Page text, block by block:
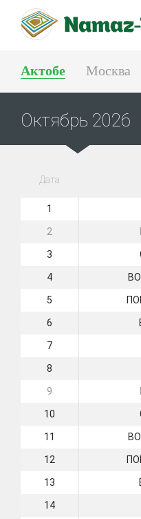
Актобе Москва
Октябрь 2026
Дата
1
2
3
4
5
6
7
8
9
10
11
12
13
14